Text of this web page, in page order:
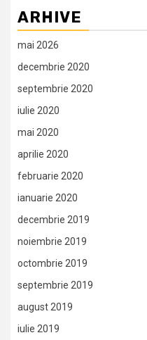
ARHIVE
mai 2026
decembrie 2020
septembrie 2020
iulie 2020
mai 2020
aprilie 2020
februarie 2020
ianuarie 2020
decembrie 2019
noiembrie 2019
octombrie 2019
septembrie 2019
august 2019
iulie 2019